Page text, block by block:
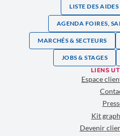
LISTE DES
AGENDA FOIRES,
MARCHÉS & SECTEURS
JOBS & STAGES
LIENS
Espace
Kit
Devenir